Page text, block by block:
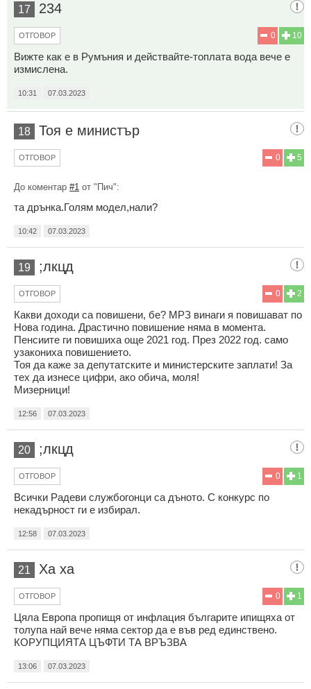
17 234
10
0
ОТГОВОР
Вижте как е в Румъния и действайте-топлата вода вече е
измислена.
10:31 07.03.2023
18 Тоя е министър
5
0
ОТГОВОР
До коментар #1 от "Пич":
та дрънка.Голям модел,нали?
10:42 07.03.2023
19 ;лкцд
2
0
ОТГОВОР
Какви доходи са повишени, бе? МРЗ винаги я повишават по
Нова година. Драстично повишение няма в момента.
Пенсиите ги повишиха още 2021 год. През 2022 год. само
узакониха повишението.
Тоя да каже за депутатските и министерските заплати! За
тех да изнесе цифри, ако обича, моля!
Мизерници!
12:56 07.03.2023
20 ;лкцд
1
0
ОТГОВОР
Всички Радеви службогонци са дъното. С конкурс по
некадърност ги е избирал.
12:58 07.03.2023
21 Ха ха
1
0
ОТГОВОР
Цяла Европа пропищя от инфлация българите ипищяха от
толупа най вече няма сектор да е във ред единствено.
КОРУПЦИЯТА ЦЪФТИ ТА ВРЪЗВА
13:06 07.03.2023